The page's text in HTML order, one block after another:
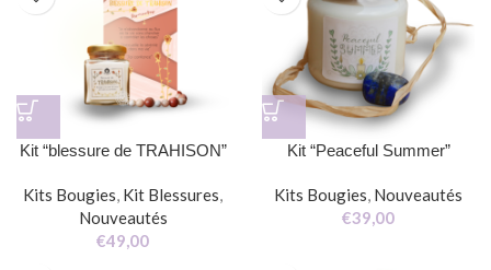
Kit “blessure de TRAHISON”
Kits Bougies, Kit Blessures,
Nouveautés
€49,00
Kit “Peaceful Summer”
Kits Bougies, Nouveautés
€39,00